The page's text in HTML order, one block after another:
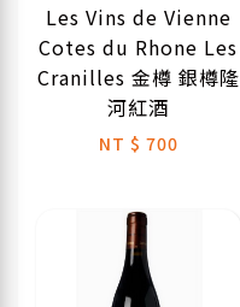
Les Vins de Vienne
Cotes du Rhone Les
Cranilles 金樽 銀樽隆
河紅酒
NT $ 700